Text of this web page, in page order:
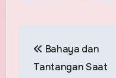
navigation
Bahaya dan
Tantangan Saat